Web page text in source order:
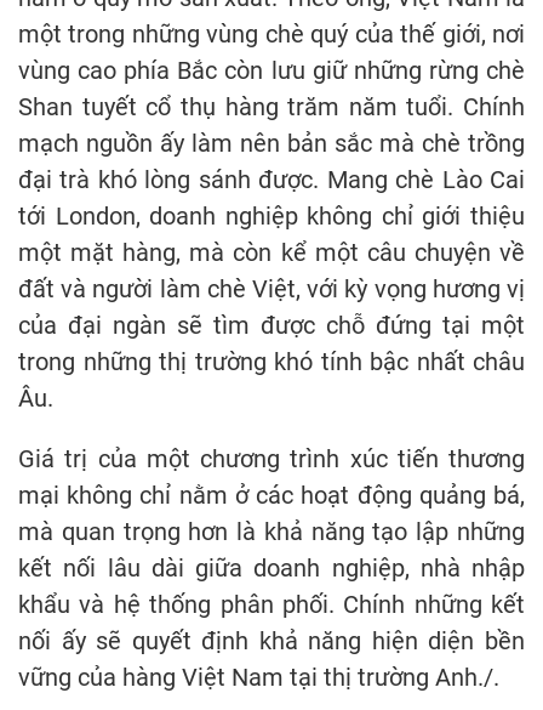
một trong những vùng chè quý của thế giới, nơi
vùng cao phía Bắc còn lưu giữ những rừng chè
Shan tuyết cổ thụ hàng trăm năm tuổi. Chính
mạch nguồn ấy làm nên bản sắc mà chè trồng
đại trà khó lòng sánh được. Mang chè Lào Cai
tới London, doanh nghiệp không chỉ giới thiệu
một mặt hàng, mà còn kể một câu chuyện về
đất và người làm chè Việt, với kỳ vọng hương vị
của đại ngàn sẽ tìm được chỗ đứng tại một
trong những thị trường khó tính bậc nhất châu
Âu.
Giá trị của một chương trình xúc tiến thương
mại không chỉ nằm ở các hoạt động quảng bá,
mà quan trọng hơn là khả năng tạo lập những
kết nối lâu dài giữa doanh nghiệp, nhà nhập
khẩu và hệ thống phân phối. Chính những kết
nối ấy sẽ quyết định khả năng hiện diện bền
vững của hàng Việt Nam tại thị trường Anh./.